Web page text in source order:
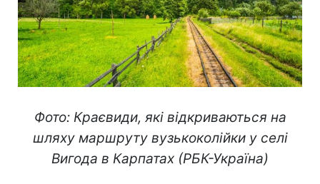
Фото: Краєвиди, які відкриваються на
шляху маршруту вузькоколійки у селі
Вигода в Карпатах (РБК-Україна)